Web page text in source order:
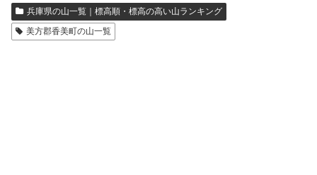
兵庫県の山一覧｜標高順・標高の高い山ランキング
美方郡香美町の山一覧